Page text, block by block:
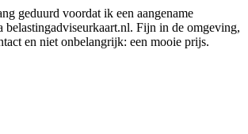
geduurd voordat ik een aangename
belastingadviseurkaart.nl. Fijn in de omgeving,
en niet onbelangrijk: een mooie prijs.